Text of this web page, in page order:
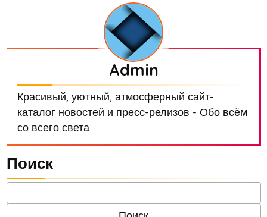
Admin
Красивый, уютный, атмосферный сайт-
каталог новостей и пресс-релизов - Обо всём
со всего света
Поиск